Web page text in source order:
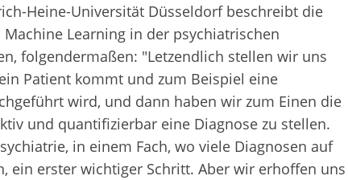
Heine-Universität Düsseldorf beschreibt die
Learning in der psychiatrischen
folgendermaßen: "Letzendlich stellen wir uns
Patient kommt und zum Beispiel eine
wird, und dann haben wir zum Einen die
und quantifizierbar eine Diagnose zu stellen.
in einem Fach, wo viele Diagnosen auf
ein erster wichtiger Schritt. Aber wir erhoffen uns